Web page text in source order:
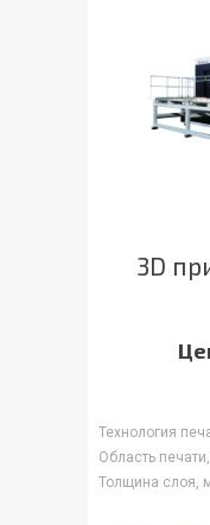
3D
Технология
Область
Толщина слоя,